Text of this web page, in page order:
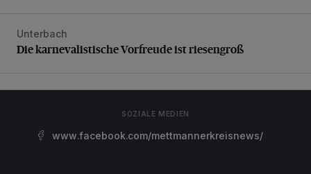
Die karnevalistische Vorfreude ist riesengroß
Unterbach
Die karnevalistische Vorfreude ist riesengroß
SOZIALE MEDIEN
www.facebook.com/mettmannerkreisnews/